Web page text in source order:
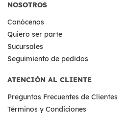
NOSOTROS
Conócenos
Quiero ser parte
Sucursales
Seguimiento de pedidos
ATENCIÓN AL CLIENTE
Preguntas Frecuentes de Clientes
Términos y Condiciones